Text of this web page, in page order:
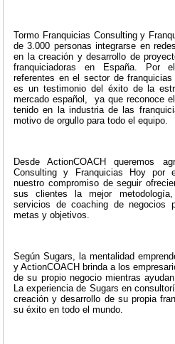
Tormo Franquicias Consulting y
de 3.000 personas integrarse en
en la creación y desarrollo de
franquiciadoras en España. Por
referentes en el sector de
es un testimonio del éxito de la
mercado español, ya que reconoce
tenido en la industria de las
motivo de orgullo para todo el equipo.
Desde ActionCOACH queremos
Consulting y Franquicias Hoy por
nuestro compromiso de seguir
sus clientes la mejor
servicios de coaching de negocios
metas y objetivos.
Según Sugars, la mentalidad
y ActionCOACH brinda a los
de su propio negocio mientras
La experiencia de Sugars en
creación y desarrollo de su propia
su éxito en todo el mundo.